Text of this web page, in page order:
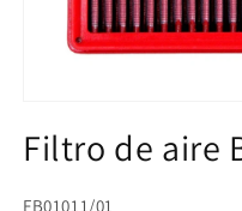
multimedia
1
una
Filtro de aire
SKU:
FB01011/01